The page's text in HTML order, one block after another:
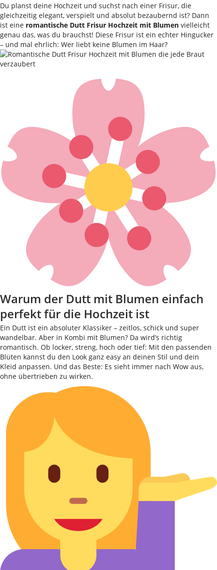
Du planst deine Hochzeit und suchst nach einer Frisur, die
gleichzeitig elegant, verspielt und absolut bezaubernd ist? Dann
ist eine romantische Dutt Frisur Hochzeit mit Blumen vielleicht
genau das, was du brauchst! Diese Frisur ist ein echter Hingucker
– und mal ehrlich: Wer liebt keine Blumen im Haar?
Warum der Dutt mit Blumen einfach
perfekt für die Hochzeit ist
Ein Dutt ist ein absoluter Klassiker – zeitlos, schick und super
wandelbar. Aber in Kombi mit Blumen? Da wird’s richtig
romantisch. Ob locker, streng, hoch oder tief: Mit den passenden
Blüten kannst du den Look ganz easy an deinen Stil und dein
Kleid anpassen. Und das Beste: Es sieht immer nach Wow aus,
ohne übertrieben zu wirken.